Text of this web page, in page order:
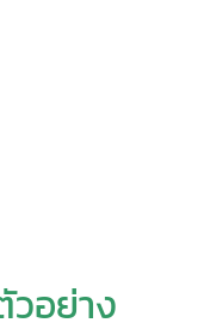
อย่าง